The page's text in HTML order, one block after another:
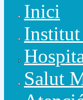
Inici
Institut
Salut